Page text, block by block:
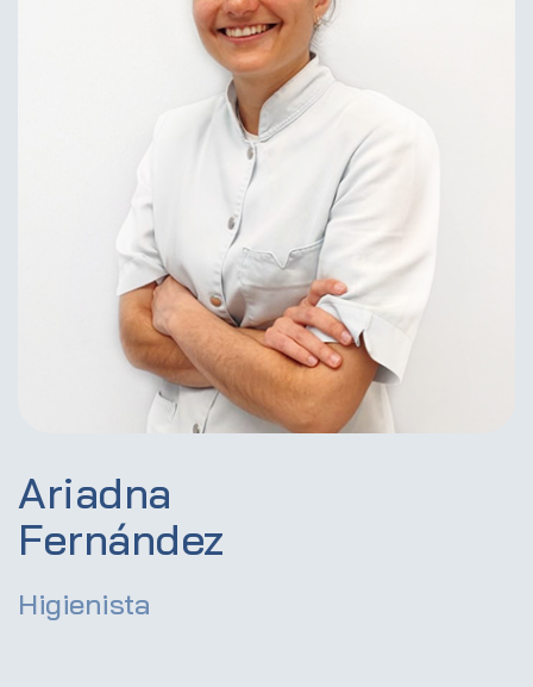
Ariadna
Fernández
Higienista